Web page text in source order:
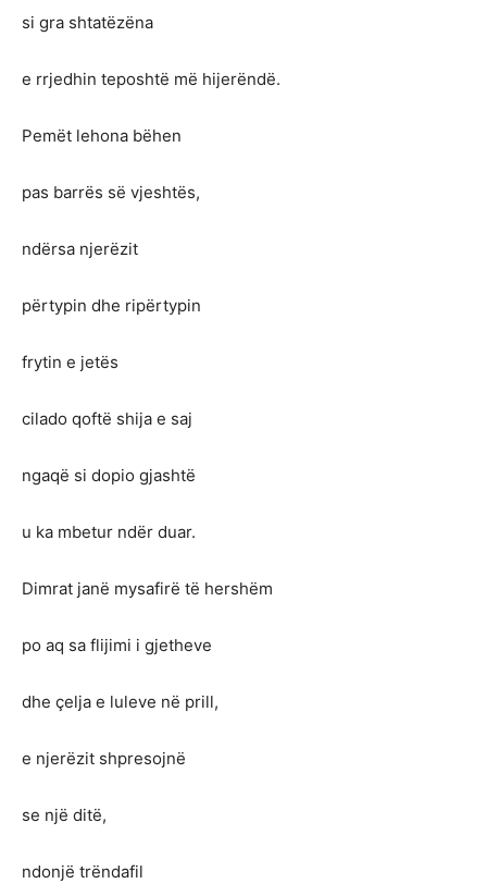
si gra shtatëzëna
e rrjedhin teposhtë më hijerëndë.
Pemët lehona bëhen
pas barrës së vjeshtës,
ndërsa njerëzit
përtypin dhe ripërtypin
frytin e jetës
cilado qoftë shija e saj
ngaqë si dopio gjashtë
u ka mbetur ndër duar.
Dimrat janë mysafirë të hershëm
po aq sa flijimi i gjetheve
dhe çelja e luleve në prill,
e njerëzit shpresojnë
se një ditë,
ndonjë trëndafil